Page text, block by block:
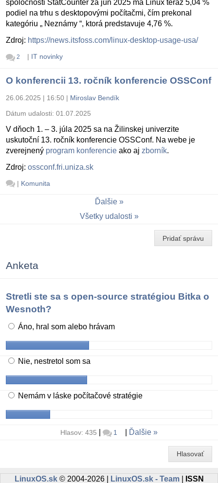
spoločnosti StatCounter za jún 2025 má Linux teraz 5,04 %
podiel na trhu s desktopovými počítačmi, čím prekonal
kategóriu „ Neznámy “, ktorá predstavuje 4,76 %.
Zdroj: https://news.itsfoss.com/linux-desktop-usage-usa/
2 | IT novinky
O konferencii 13. ročník konferencie OSSConf
26.06.2025 | 16:50 | Miroslav Bendík
Dátum udalosti: 01.07.2025
V dňoch 1. – 3. júla 2025 sa na Žilinskej univerzite
uskutoční 13. ročník konferencie OSSConf. Na webe je
zverejnený program konferencie ako aj zborník.
Zdroj: ossconf.fri.uniza.sk
| Komunita
Ďalšie
Všetky udalosti
Pridať správu
Anketa
Stretli ste sa s open-source stratégiou Bitka o
Wesnoth?
Áno, hral som alebo hrávam
Nie, nestretol som sa
Nemám v láske počítačové stratégie
Hlasov: 435 1 Ďalšie
Hlasovať
LinuxOS.sk© 2004-2026 | LinuxOS.sk - Team| ISSN